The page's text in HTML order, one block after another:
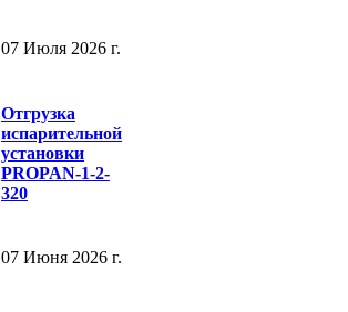
07 Июля 2026 г.
Отгрузка
испарительной
установки
PROPAN-1-2-
320
07 Июня 2026 г.